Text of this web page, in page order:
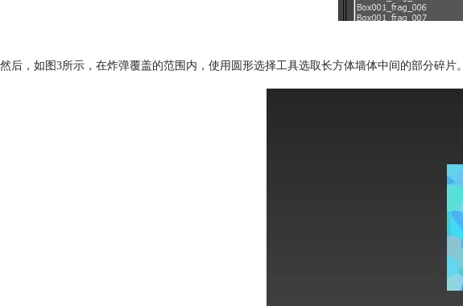
然后，如图3所示，在炸弹覆盖的范围内，使用圆形选择工具选取长方体墙体中间的部分碎片。